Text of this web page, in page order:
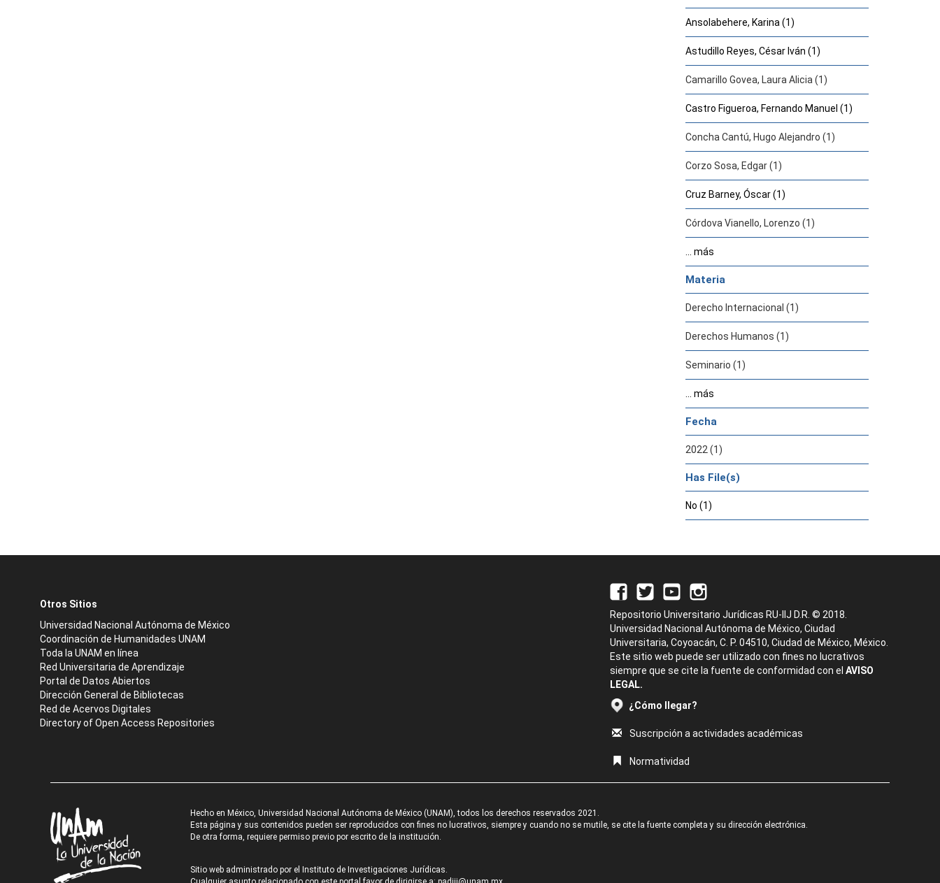
Ansolabehere, Karina (1)
Astudillo Reyes, César Iván (1)
Camarillo Govea, Laura Alicia (1)
Castro Figueroa, Fernando Manuel (1)
Concha Cantú, Hugo Alejandro (1)
Corzo Sosa, Edgar (1)
Cruz Barney, Óscar (1)
Córdova Vianello, Lorenzo (1)
... más
Materia
Derecho Internacional (1)
Derechos Humanos (1)
Seminario (1)
... más
Fecha
2022 (1)
Has File(s)
No (1)
Otros Sitios
Universidad Nacional Autónoma de México
Coordinación de Humanidades UNAM
Toda la UNAM en línea
Red Universitaria de Aprendizaje
Portal de Datos Abiertos
Dirección General de Bibliotecas
Red de Acervos Digitales
Directory of Open Access Repositories
Repositorio Universitario Jurídicas RU-IIJ D.R. © 2018.
Universidad Nacional Autónoma de México, Ciudad
Universitaria, Coyoacán, C. P. 04510, Ciudad de México, México.
Este sitio web puede ser utilizado con fines no lucrativos
siempre que se cite la fuente de conformidad con el AVISO
LEGAL.
¿Cómo llegar?
Suscripción a actividades académicas
Normatividad
Hecho en México, Universidad Nacional Autónoma de México (UNAM), todos los derechos reservados 2021.
Esta página y sus contenidos pueden ser reproducidos con fines no lucrativos, siempre y cuando no se mutile, se cite la fuente completa y su dirección electrónica.
De otra forma, requiere permiso previo por escrito de la institución.
Sitio web administrado por el Instituto de Investigaciones Jurídicas.